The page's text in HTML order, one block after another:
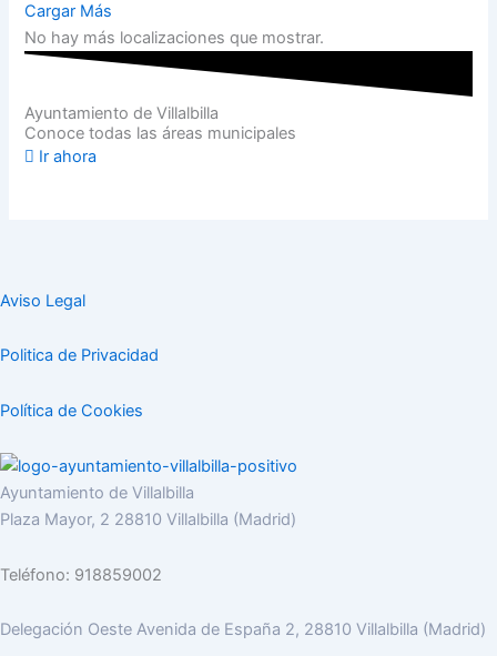
Cargar Más
No hay más localizaciones que mostrar.
Ayuntamiento de Villalbilla
Conoce todas las áreas municipales
Ir ahora
Aviso Legal
Politica de Privacidad
Política de Cookies
Ayuntamiento de Villalbilla
Plaza Mayor, 2 28810 Villalbilla (Madrid)
Teléfono: 918859002
Delegación Oeste Avenida de España 2, 28810 Villalbilla (Madrid)